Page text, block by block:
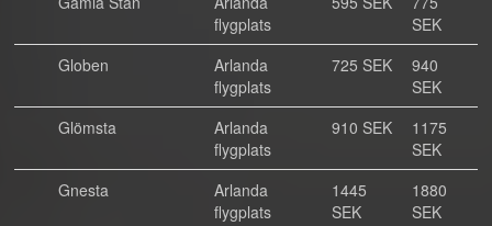
flygplats
SEK
Globen
Arlanda
flygplats
725 SEK
940
SEK
Glömsta
Arlanda
flygplats
910 SEK
1175
SEK
Gnesta
Arlanda
flygplats
1445
SEK
1880
SEK